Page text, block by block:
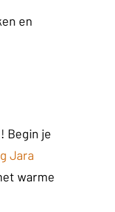
en
Begin je
Jara
warme